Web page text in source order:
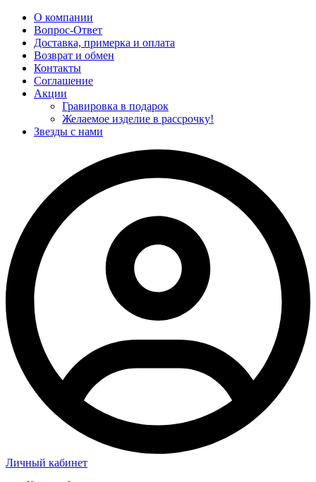
О компании
Вопрос-Ответ
Доставка, примерка и оплата
Возврат и обмен
Контакты
Соглашение
Акции
Гравировка в подарок
Желаемое изделие в рассрочку!
Звезды с нами
Личный кабинет